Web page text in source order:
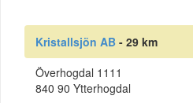
Kristallsjön AB - 29 km
Överhogdal 1111
840 90 Ytterhogdal